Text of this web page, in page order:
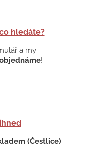
hledáte?
a my
!
(Čestlice)